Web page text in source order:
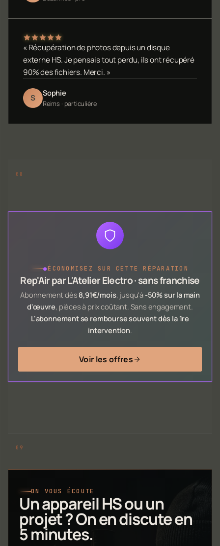
« Récupération de photos depuis un disque
externe HS. Je pensais tout perdu, ils ont récupéré
90% des fichiers. Merci. »
S Sophie
Reims · particulière
●ÉCONOMISEZ SUR CETTE RÉPARATION
Rep'Air par L'Atelier Electro · sans franchise
Abonnement dès 8,91€/mois, jusqu'à -50% sur la main
d'œuvre, pièces à prix coûtant. Sans engagement.
L'abonnement se rembourse souvent dès la 1re
intervention
Voir les offres
ON VOUS ÉCOUTE
Un appareil HS ou un
projet ? On en discute en
5 minutes.